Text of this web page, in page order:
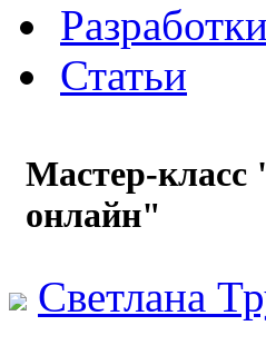
Разработки
Статьи
Мастер-класс
онлайн"
Светлана